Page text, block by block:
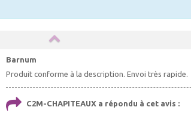
Barnum
Produit conforme à la description. Envoi très rapide.
C2M-CHAPITEAUX a répondu à cet avis :